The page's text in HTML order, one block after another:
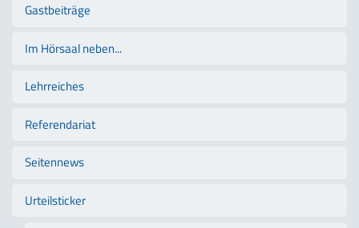
Gastbeiträge
Im Hörsaal neben...
Lehrreiches
Referendariat
Seitennews
Urteilsticker